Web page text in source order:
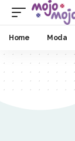
Home Moda